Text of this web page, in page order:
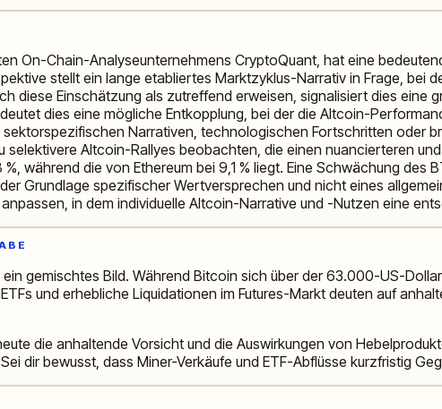
On-Chain-Analyseunternehmens CryptoQuant, hat eine
stellt ein lange etabliertes Marktzyklus-Narrativ in Frage,
diese Einschätzung als zutreffend erweisen, signalisiert dies eine
dies eine mögliche Entkopplung, bei der die Altcoin-
sektorspezifischen Narrativen, technologischen Fortschritten oder
selektivere Altcoin-Rallyes beobachten, die einen nuancierteren
während die von Ethereum bei 9,1 % liegt. Eine Schwächung
Grundlage spezifischer Wertversprechen und nicht eines
in dem individuelle Altcoin-Narrative und -Nutzen eine
gemischtes Bild. Während Bitcoin sich über der 63.000-US-
und erhebliche Liquidationen im Futures-Markt deuten auf
die anhaltende Vorsicht und die Auswirkungen von
dir bewusst, dass Miner-Verkäufe und ETF-Abflüsse kurzfristig